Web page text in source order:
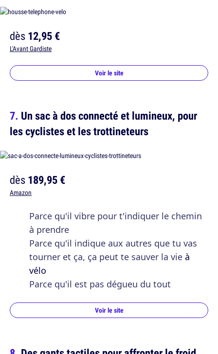
dès12,95 €
L'Avant Gardiste
Voir le site
Un sac à dos connecté et lumineux, pour
les cyclistes et les trottineteurs
dès189,95 €
Amazon
Parce qu'il vibre pour t'indiquer le chemin
à prendre
Parce qu'il indique aux autres que tu vas
tourner et ça, ça peut te sauver la vie à
vélo
Parce qu'il est pas dégueu du tout
Voir le site